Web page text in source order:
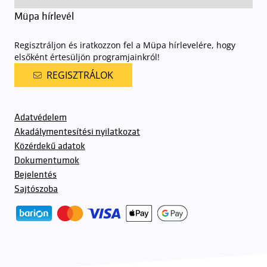
Müpa hírlevél
Regisztráljon és iratkozzon fel a Müpa hírlevelére, hogy
elsőként értesüljön programjainkról!
REGISZTRÁLOK
Adatvédelem
Akadálymentesítési nyilatkozat
Közérdekű adatok
Dokumentumok
Bejelentés
Sajtószoba